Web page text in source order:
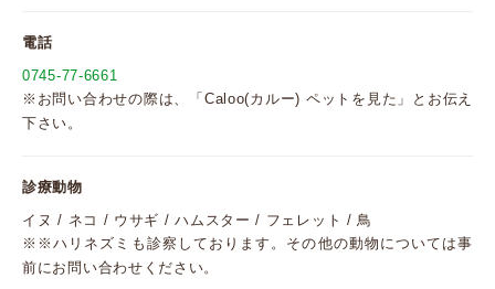
電話
0745-77-6661
※お問い合わせの際は、「Caloo(カルー) ペットを見た」とお伝え
下さい。
診療動物
イヌ / ネコ / ウサギ / ハムスター / フェレット / 鳥
※※ハリネズミも診察しております。その他の動物については事
前にお問い合わせください。